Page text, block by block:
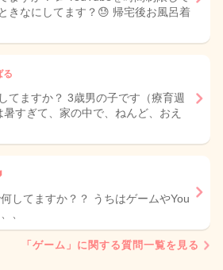
きなにしてます？😓 帰宅後お風呂着
る
てますか？ 3歳男の子です（療育週
すぎて、家の中で、ねんど、おえ
してますか？？ うちはゲームやYou
、
「ゲーム」に関する質問一覧を見る